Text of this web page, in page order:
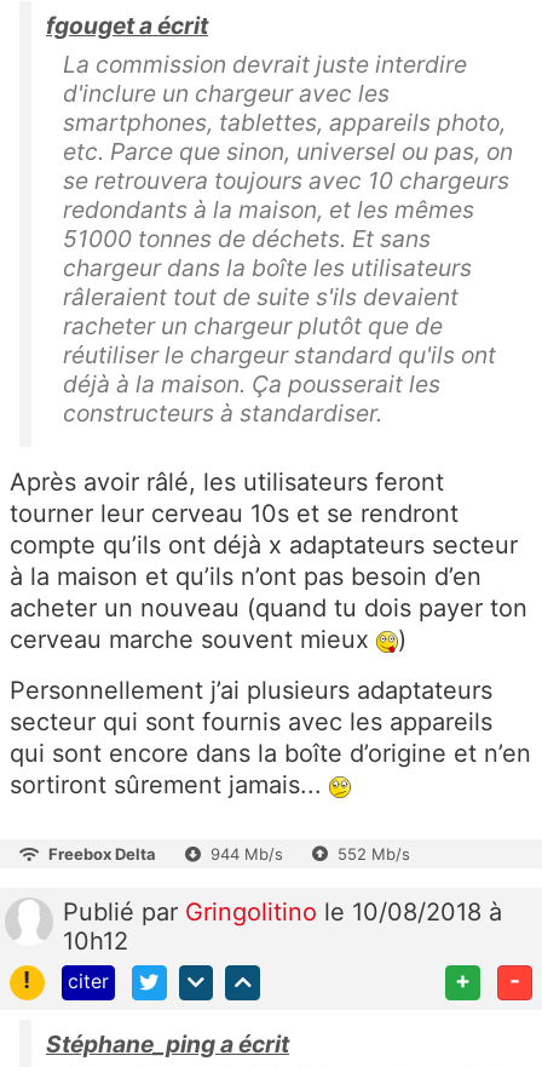
fgouget a écrit
La commission devrait juste interdire
d'inclure un chargeur avec les
smartphones, tablettes, appareils photo,
etc. Parce que sinon, universel ou pas, on
se retrouvera toujours avec 10 chargeurs
redondants à la maison, et les mêmes
51000 tonnes de déchets. Et sans
chargeur dans la boîte les utilisateurs
râleraient tout de suite s'ils devaient
racheter un chargeur plutôt que de
réutiliser le chargeur standard qu'ils ont
déjà à la maison. Ça pousserait les
constructeurs à standardiser.
Après avoir râlé, les utilisateurs feront
tourner leur cerveau 10s et se rendront
compte qu’ils ont déjà x adaptateurs secteur
à la maison et qu’ils n’ont pas besoin d’en
acheter un nouveau (quand tu dois payer ton
cerveau marche souvent mieux
)
Personnellement j’ai plusieurs adaptateurs
secteur qui sont fournis avec les appareils
qui sont encore dans la boîte d’origine et n’en
sortiront sûrement jamais...
Freebox Delta 944 Mb/s 552 Mb/s
Publié par Gringolitino le 10/08/2018 à
10h12
!
citer + -
Stéphane_ping a écrit